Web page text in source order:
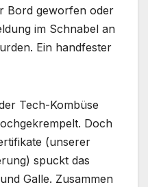
Bord geworfen oder
im Schnabel an
Ein handfester
Tech-Kombüse
Doch
(unserer
spuckt das
Galle. Zusammen